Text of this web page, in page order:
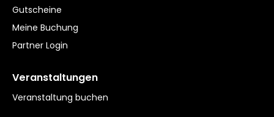
Gutscheine
Meine Buchung
Partner Login
Veranstaltungen
Veranstaltung buchen